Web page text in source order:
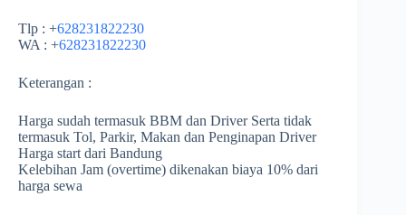
Tlp : +628231822230
WA : +628231822230
Keterangan :
Harga sudah termasuk BBM dan Driver Serta tidak
termasuk Tol, Parkir, Makan dan Penginapan Driver
Harga start dari Bandung
Kelebihan Jam (overtime) dikenakan biaya 10% dari
harga sewa